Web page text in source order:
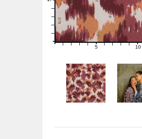
4
0 1 2 3 4 6 7 8 9